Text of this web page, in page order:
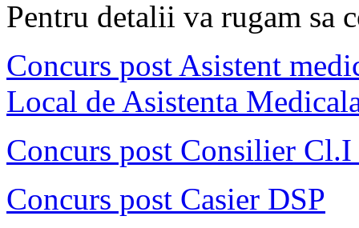
Pentru detalii va rugam sa
Concurs post Asistent
Local de Asistenta
Concurs post Consilier
Concurs post Casier DSP